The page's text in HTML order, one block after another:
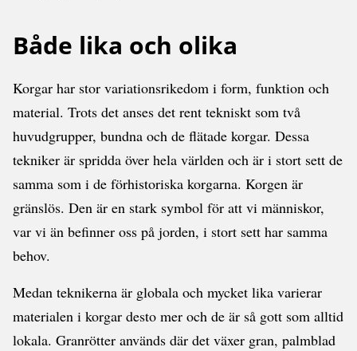
Både lika och olika
Korgar har stor variationsrikedom i form, funktion och
material. Trots det anses det rent tekniskt som två
huvudgrupper, bundna och de flätade korgar. Dessa
tekniker är spridda över hela världen och är i stort sett de
samma som i de förhistoriska korgarna. Korgen är
gränslös. Den är en stark symbol för att vi människor,
var vi än befinner oss på jorden, i stort sett har samma
behov.
Medan teknikerna är globala och mycket lika varierar
materialen i korgar desto mer och de är så gott som alltid
lokala. Granrötter används där det växer gran, palmblad